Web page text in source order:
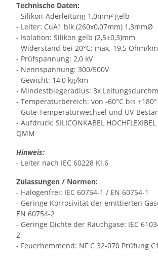
Technische Daten:
- Silikon-Aderleitung 1,0mm² gelb
- Leiter: CuA1 blk (260x0,07mm) 1,3mmØ
- Isolation: Silikon gelb (2,5±0,3)mm
- Widerstand bei 20°C: max. 19,5 Ohm/km
- Prüfspannung: 2,0 kV
- Nennspannung: 300/500V
- Gewicht: 14,0 kg/km
- Mindestbiegeradius: 3x
- Temperaturbereich: von -60°C bis +180°
- Gute Temperaturwechsel und UV-
- Aufdruck: SILICONKABEL HOCHFLEXIBEL
QMM
Hinweis:
- Leiter nach IEC 60228 Kl.6
Zulassungen / Normen:
- Halogenfrei: IEC 60754-1 / EN 60754-1
- Geringe Korrosivität der emittierten
EN 60754-2
- Geringe Dichte der Rauchgase: IEC
2
- Feuerhemmend: NF C 32-070 Prüfung C1